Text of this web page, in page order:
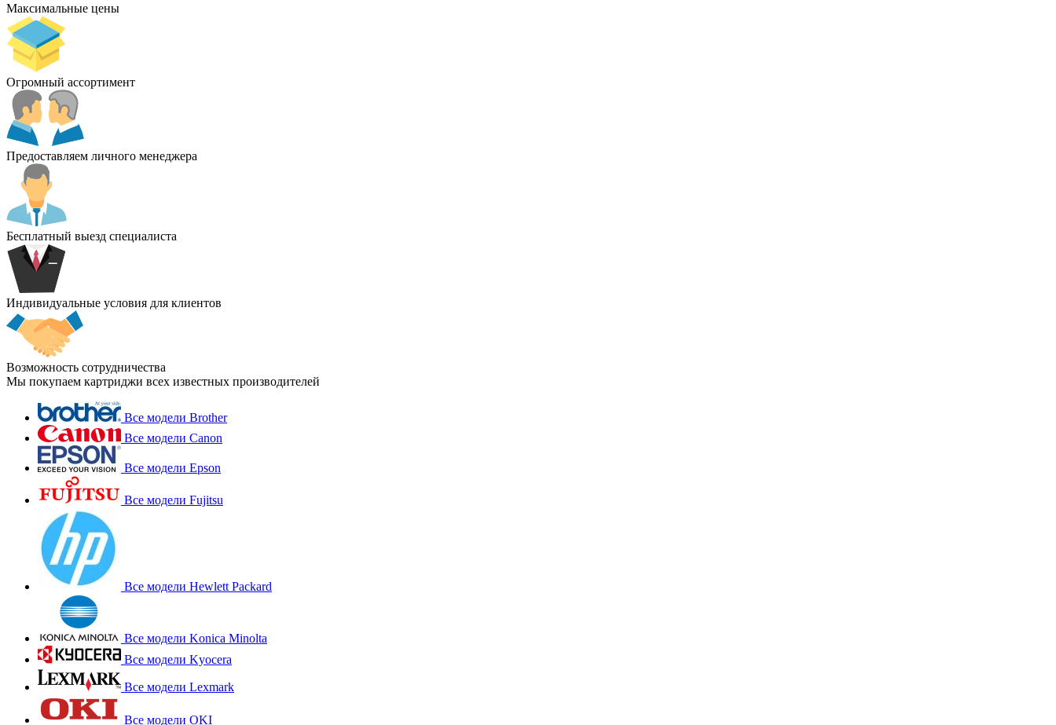
Максимальные цены
Огромный ассортимент
Предоставляем личного менеджера
Бесплатный выезд специалиста
Индивидуальные условия для клиентов
Возможность сотрудничества
Мы покупаем картриджи всех известных производителей
Все модели Brother
Все модели Canon
Все модели Epson
Все модели Fujitsu
Все модели Hewlett Packard
Все модели Konica Minolta
Все модели Kyocera
Все модели Lexmark
Все модели OKI